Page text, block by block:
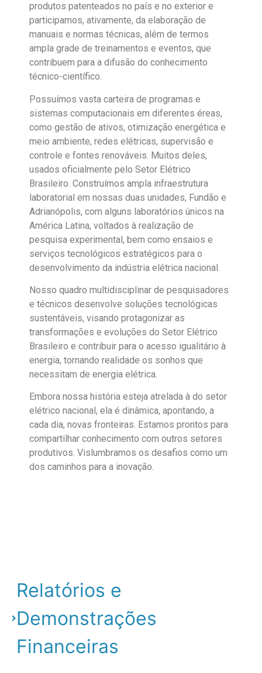
produtos patenteados no país e no exterior e
participamos, ativamente, da elaboração de
manuais e normas técnicas, além de termos
ampla grade de treinamentos e eventos, que
contribuem para a difusão do conhecimento
técnico-científico.
Possuímos vasta carteira de programas e
sistemas computacionais em diferentes éreas,
como gestão de ativos, otimização energética e
meio ambiente, redes elétricas, supervisão e
controle e fontes renováveis. Muitos deles,
usados oficialmente pelo Setor Elétrico
Brasileiro. Construímos ampla infraestrutura
laboratorial em nossas duas unidades, Fundão e
Adrianópolis, com alguns laboratórios únicos na
América Latina, voltados à realização de
pesquisa experimental, bem como ensaios e
serviços tecnológicos estratégicos para o
desenvolvimento da indústria elétrica nacional.
Nosso quadro multidisciplinar de pesquisadores
e técnicos desenvolve soluções tecnológicas
sustentáveis, visando protagonizar as
transformações e evoluções do Setor Elétrico
Brasileiro e contribuir para o acesso igualitário à
energia, tornando realidade os sonhos que
necessitam de energia elétrica.
Embora nossa história esteja atrelada à do setor
elétrico nacional, ela é dinâmica, apontando, a
cada dia, novas fronteiras. Estamos prontos para
compartilhar conhecimento com outros setores
produtivos. Vislumbramos os desafios como um
dos caminhos para a inovação.
Relatórios e
Demonstrações
Financeiras